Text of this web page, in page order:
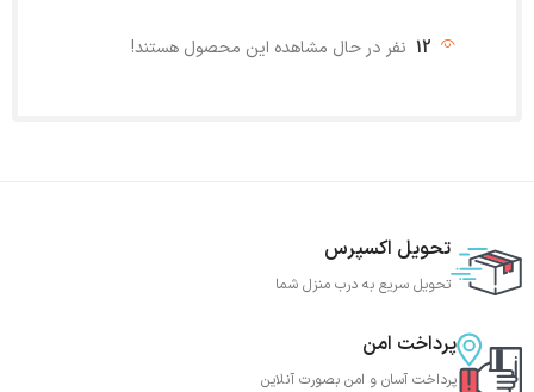
12 نفر در حال مشاهده این محصول هستند!
تحویل اکسپرس
تحویل سریع به درب منزل شما
پرداخت امن
پرداخت آسان و امن بصورت آنلاین